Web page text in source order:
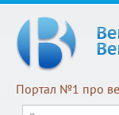
Портал №1 про